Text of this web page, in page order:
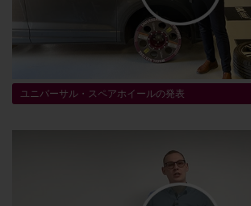
ユニバーサル・スペアホイールの発表